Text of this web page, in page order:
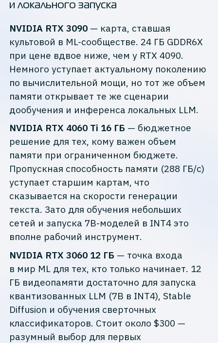
и локального запуска
NVIDIA RTX 3090 — карта, ставшая
культовой в ML-сообществе. 24 ГБ GDDR6X
при цене вдвое ниже, чем у RTX 4090.
Немного уступает актуальному поколению
по вычислительной мощи, но тот же объем
памяти открывает те же сценарии
дообучения и инференса локальных LLM.
NVIDIA RTX 4060 Ti 16 ГБ — бюджетное
решение для тех, кому важен объем
памяти при ограниченном бюджете.
Пропускная способность памяти (288 ГБ/с)
уступает старшим картам, что
сказывается на скорости генерации
текста. Зато для обучения небольших
сетей и запуска 7B-моделей в INT4 это
вполне рабочий инструмент.
NVIDIA RTX 3060 12 ГБ — точка входа
в мир ML для тех, кто только начинает. 12
ГБ видеопамяти достаточно для запуска
квантизованных LLM (7B в INT4), Stable
Diffusion и обучения сверточных
классификаторов. Стоит около $300 —
разумный выбор для первых